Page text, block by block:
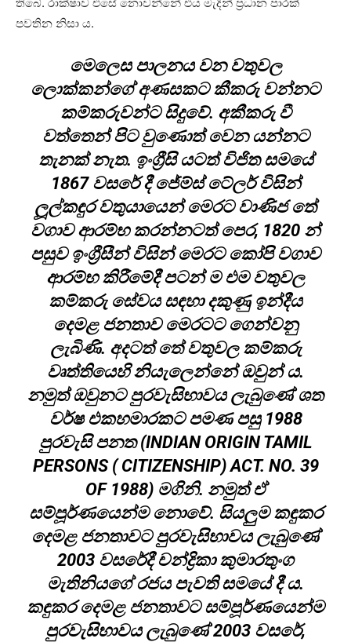
පවතින නිසා ය.
මෙලෙස පාලනය වන වතුවල
ලොක්කන්ගේ අණසකට කීකරු වන්නට
කම්කරුවන්ට සිදුවේ. අකීකරු වී
වත්තෙන් පිට වුණොත් වෙන යන්නට
තැනක් නැත. ඉංග්‍රීසි යටත් විජිත සමයේ
1867 වසරේ දී ජේම්ස් ටේලර් විසින්
ලූල්කඳුර වතුයායෙන් මෙරට වාණිජ තේ
වගාව ආරම්භ කරන්නටත් පෙර, 1820 න්
පසුව ඉංග්‍රීසීන් විසින් මෙරට කෝපි වගාව
ආරම්භ කිරීමේදී පටන් ම එම වතුවල
කම්කරු සේවය සඳහා දකුණු ඉන්දීය
දෙමළ ජනතාව මෙරටට ගෙන්වනු
ලැබිණි. අදටත් තේ වතුවල කම්කරු
වෘත්තියෙහි නියැලෙන්නේ ඔවුන් ය.
නමුත් ඔවුනට පුරවැසිභාවය ලැබුණේ ශත
වර්ෂ එකහමාරකට පමණ පසු 1988
පුරවැසි පනත (INDIAN ORIGIN TAMIL
PERSONS ( CITIZENSHIP) ACT. NO. 39
OF 1988) මගිනි. නමුත් ඒ
සම්පූර්ණයෙන්ම නොවේ. සියලුම කඳුකර
දෙමළ ජනතාවට පුරවැසිභාවය ලැබුණේ
2003 වසරේදී චන්ද්‍රිකා කුමාරතුංග
මැතිනියගේ රජය පැවති සමයේ දී ය.
කඳුකර දෙමළ ජනතාවට සම්පූර්ණයෙන්ම
පුරවැසිභාවය ලැබුණේ 2003 වසරේ,